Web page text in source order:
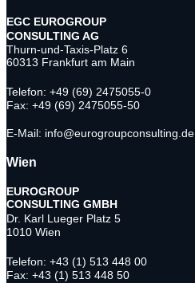
EGC EUROGROUP
CONSULTING AG
Thurn-und-Taxis-Platz 6
60313 Frankfurt am Main
Telefon: +49 (69) 2475055-0
Fax: +49 (69) 2475055-50
E-Mail: info@eurogroupconsulting.de
Wien
EUROGROUP
CONSULTING GMBH
Dr. Karl Lueger Platz 5
1010 Wien
Telefon: +43 (1) 513 448 00
Fax: +43 (1) 513 448 50